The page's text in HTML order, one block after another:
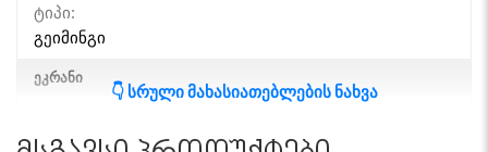
ტიპი:
გეიმინგი
ᲔᲙᲠᲐᲜᲘ
16"
👇 სრული მახასიათებლების ნახვა